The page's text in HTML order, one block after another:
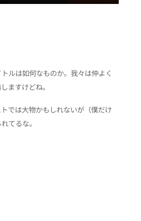
ルは如何なものか。我々は仲よく
ますけどね。
では大物かもしれないが（僕だけ
てるな。